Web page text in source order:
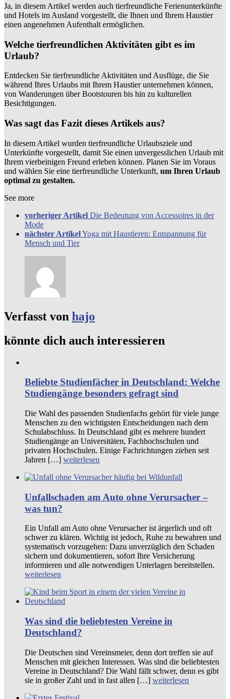
Ja, in diesem Artikel werden auch tierfreundliche Ferienunterkünfte
und Hotels im Ausland vorgestellt, die Ihnen und Ihrem Haustier
einen angenehmen Aufenthalt ermöglichen.
Welche tierfreundlichen Aktivitäten gibt es im
Urlaub?
Entdecken Sie tierfreundliche Aktivitäten und Ausflüge, die Sie
während Ihres Urlaubs mit Ihrem Haustier unternehmen können,
von Wanderungen über Bootstouren bis hin zu kulturellen
Besichtigungen.
Was sagt das Fazit dieses Artikels aus?
In diesem Artikel wurden tierfreundliche Urlaubsziele und
Unterkünfte vorgestellt, damit Sie einen unvergesslichen Urlaub mit
Ihrem vierbeinigen Freund erleben können. Planen Sie im Voraus
und wählen Sie eine tierfreundliche Unterkunft, um Ihren Urlaub
optimal zu gestalten.
See more
vorheriger Artikel Die Bedeutung von Accessoires in der
Mode
nächster ArtikelYoga mit Haustieren: Entspannung für
Mensch und Tier
Verfasst von hajo
könnte dich auch interessieren
Beliebte Studienfächer in Deutschland: Welche
Studiengänge besonders gefragt sind
Die Wahl des passenden Studienfachs gehört für viele junge
Menschen zu den wichtigsten Entscheidungen nach dem
Schulabschluss. In Deutschland gibt es mehrere hundert
Studiengänge an Universitäten, Fachhochschulen und
privaten Hochschulen. Einige Fachrichtungen ziehen seit
Jahren […] weiterlesen
Unfallschaden am Auto ohne Verursacher –
was tun?
Ein Unfall am Auto ohne Verursacher ist ärgerlich und oft
schwer zu klären. Wichtig ist jedoch, Ruhe zu bewahren und
systematisch vorzugehen: Dazu unverzüglich den Schaden
sichern und dokumentieren, sofort Ihre Versicherung
informieren und alle notwendigen Unterlagen bereitstellen.
weiterlesen
Was sind die beliebtesten Vereine in
Deutschland?
Die Deutschen sind Vereinsmeier, denn dort treffen sie auf
Menschen mit gleichen Interessen. Was sind die beliebtesten
Vereine in Deutschland? Die Wahl fällt schwer, denn es gibt
sie in großer Zahl und in fast allen […] weiterlesen